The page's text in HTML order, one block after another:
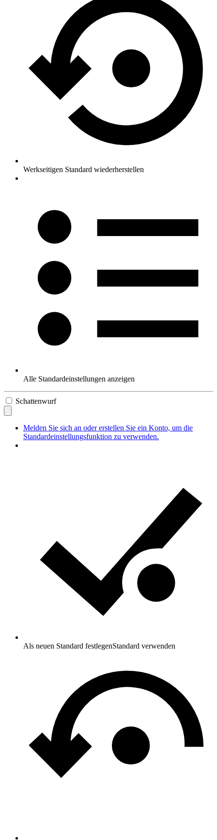
Werkseitigen Standard wiederherstellen
Alle Standardeinstellungen anzeigen
Schattenwurf
Melden Sie sich an oder erstellen Sie ein Konto, um die
Standardeinstellungsfunktion zu verwenden.
Als neuen Standard festlegenStandard verwenden